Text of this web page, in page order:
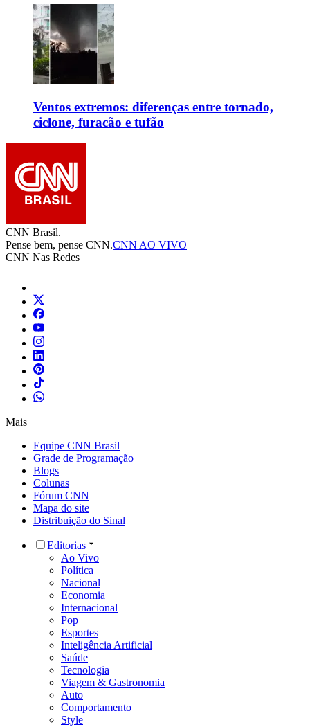
Ventos extremos: diferenças entre tornado,
ciclone, furacão e tufão
CNN Brasil.
Pense bem, pense CNN.CNN AO VIVO
CNN Nas Redes
Mais
Equipe CNN Brasil
Grade de Programação
Blogs
Colunas
Fórum CNN
Mapa do site
Distribuição do Sinal
Editorias
Ao Vivo
Política
Nacional
Economia
Internacional
Pop
Esportes
Inteligência Artificial
Saúde
Tecnologia
Viagem & Gastronomia
Auto
Comportamento
Style